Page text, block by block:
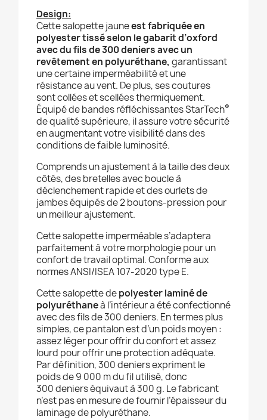
Design:
Cette salopette jauneest fabriquée en
polyester tissé selon le gabarit d’oxford
avec du fils de 300 deniers avec un
revêtement en polyuréthane, garantissant
une certaine imperméabilité et une
résistance au vent. De plus,ses coutures
sont collées et scellées thermiquement.
Équipé de bandes réfléchissantes StarTech®
de qualité supérieure, il assure votre sécurité
en augmentant votre visibilité dans des
conditions de faible luminosité.
Comprends un ajustement à la taille des deux
côtés, des bretelles avec boucle à
déclenchement rapide et des ourlets de
jambes équipés de 2 boutons-pression pour
un meilleur ajustement.
Cette salopette imperméable s’adaptera
parfaitement à votre morphologie pour un
confort de travail optimal.Conforme aux
normes ANSI/ISEA 107-2020 type E.
Cette salopette depolyester laminé de
polyuréthaneà l’intérieur a été confectionné
avec des fils de 300 deniers. En termes plus
simples, ce pantalon est d’un poids moyen :
assez léger pour offrir du confort et assez
lourd pour offrir une protection adéquate.
Par définition, 300 deniers expriment le
poids de 9 000 m du fil utilisé, donc
300 deniers équivaut à 300 g. Le fabricant
n’est pas en mesure de fournir l’épaisseur du
laminage de polyuréthane.